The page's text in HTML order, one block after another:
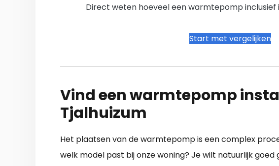
Direct weten hoeveel een warmtepomp inclusief
Start met vergelijken
Vind een warmtepomp
Tjalhuizum
Het plaatsen van de warmtepomp is een complex
welk model past bij onze woning? Je wilt natuurlijk goed